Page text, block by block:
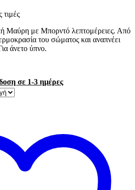
τιμές
Μαύρη με Μπορντό λεπτομέρειες. Από
του σώματος και αναπνέει
άνετο ύπνο.
σε 1-3 ημέρες